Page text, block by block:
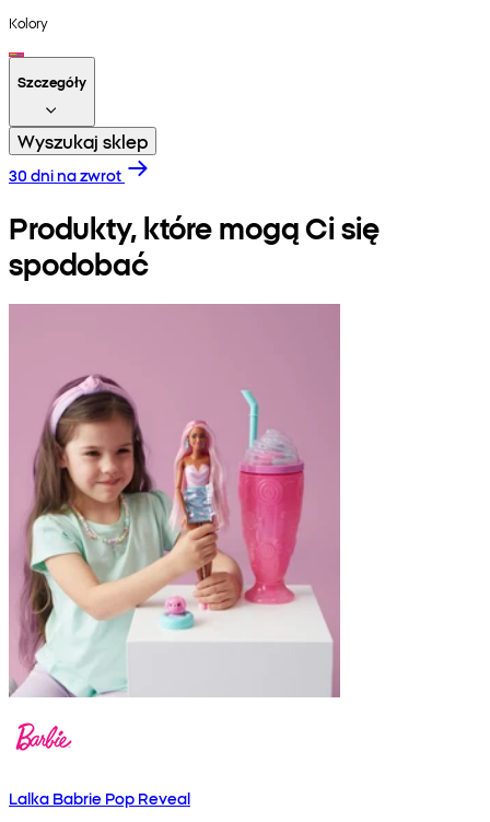
Kolory
Szczegóły
Wyszukaj sklep
30 dni na zwrot
Produkty, które mogą Ci się
spodobać
Lalka Babrie Pop Reveal